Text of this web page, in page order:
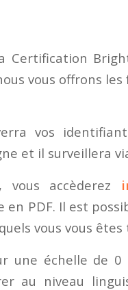
Certification
vous offrons
vos
et il surveillera
accèderez
en PDF. Il est
vous vous êtes
une échelle de
au niveau